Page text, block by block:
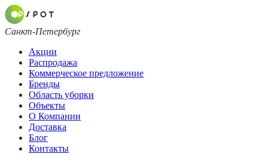
Санкт-Петербург
Акции
Распродажа
Коммерческое предложение
Бренды
Область уборки
Объекты
О Компании
Доставка
Блог
Контакты